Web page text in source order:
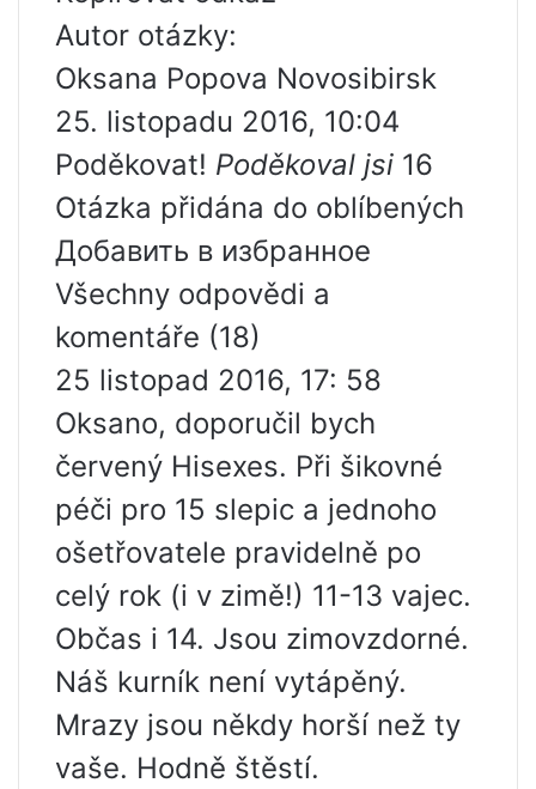
Autor otázky:
Oksana Popova Novosibirsk
25. listopadu 2016, 10:04
Poděkovat! Poděkoval jsi 16
Otázka přidána do oblíbených
Добавить в избранное
Všechny odpovědi a
komentáře (18)
25 listopad 2016, 17: 58
Oksano, doporučil bych
červený Hisexes. Při šikovné
péči pro 15 slepic a jednoho
ošetřovatele pravidelně po
celý rok (i v zimě!) 11-13 vajec.
Občas i 14. Jsou zimovzdorné.
Náš kurník není vytápěný.
Mrazy jsou někdy horší než ty
vaše. Hodně štěstí.